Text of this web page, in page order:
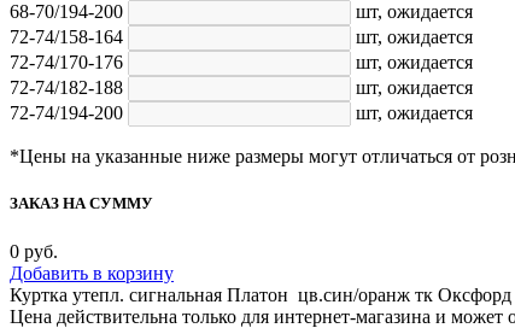
68-70/194-200
шт, ожидается
72-74/158-164
шт, ожидается
72-74/170-176
шт, ожидается
72-74/182-188
шт, ожидается
72-74/194-200
шт, ожидается
*Цены на указанные ниже размеры могут отличаться от
ЗАКАЗ НА СУММУ
0 руб.
Добавить в корзину
Куртка утепл. сигнальная Платон цв.син/оранж тк Оксфорд
Цена действительна только для интернет-магазина и может